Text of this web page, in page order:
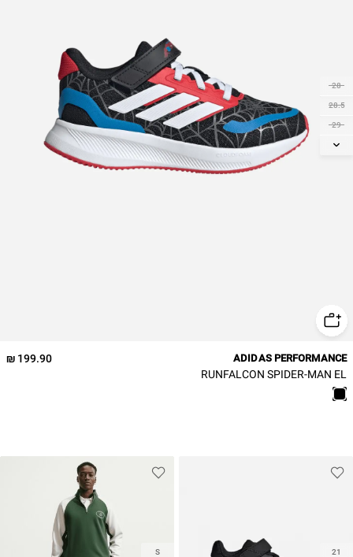
28
28.5
29
30
199.90 ₪ ADIDAS PERFORMANCE
RUNFALCON SPIDER-MAN EL
21
S